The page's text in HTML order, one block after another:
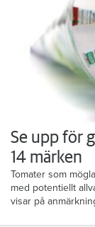
Se upp för
14 märken
Tomater som
med potentiellt
visar på